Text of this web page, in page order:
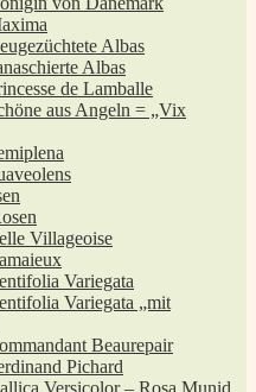
Albas
Albas
de Lamballe
aus Angeln = „Vix
Villageoise
Variegata
Variegata „mit
Beaurepair
Pichard
Versicolor – Rosa Munid